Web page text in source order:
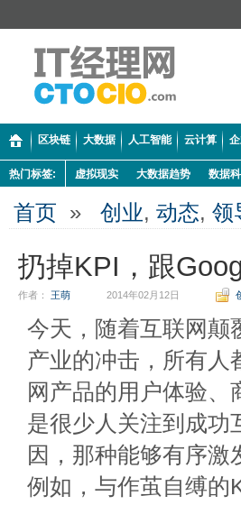
区块链 大数据 人工智能 云计算
热门标签: 虚拟现实 大数据趋势 数据
首页 » 创业, 动态, 领
扔掉KPI，跟
作者： 王萌 2014年02月12日
今天，随着互联网颠
产业的冲击，所有人
网产品的用户体验
是很少人关注到成功
因，那种能够有序
例如，与作茧自缚的